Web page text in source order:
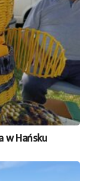
w Hańsku